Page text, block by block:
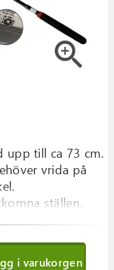
zoom_in
upp till ca 73 cm.
vrida på
ställen.
i varukorgen